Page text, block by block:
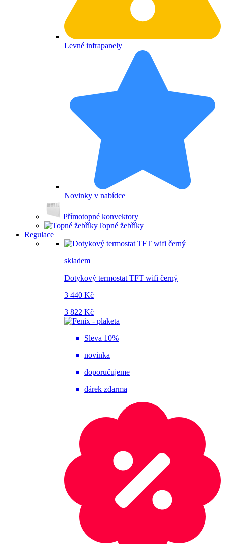
Levné infrapanely
Novinky v nabídce
Přímotopné konvektory
Topné žebříky
Regulace
skladem
Dotykový termostat TFT wifi černý
3 440 Kč
3 822 Kč
Sleva 10%
novinka
doporučujeme
dárek zdarma